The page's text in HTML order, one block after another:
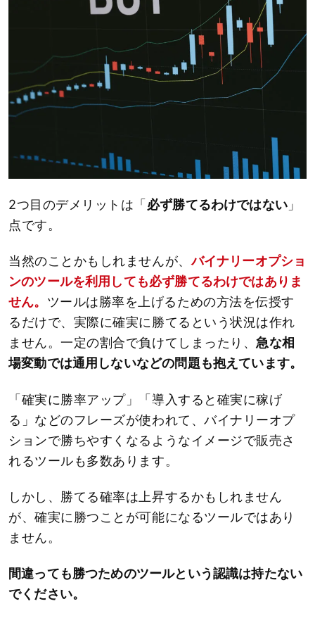
2つ目のデメリットは「必ず勝てるわけではない 」
点です。
当然のことかもしれませんが、バイナリーオプショ
ンのツールを利用しても必ず勝てるわけではありま
せん。 ツールは勝率を上げるための方法を伝授す
るだけで、実際に確実に勝てるという状況は作れ
ません。一定の割合で負けてしまったり、急な相
場変動では通用しないなどの問題も抱えています。
「確実に勝率アップ」「導入すると確実に稼げ
る」などのフレーズが使われて、バイナリーオプ
ションで勝ちやすくなるようなイメージで販売さ
れるツールも多数あります。
しかし、勝てる確率は上昇するかもしれません
が、確実に勝つことが可能になるツールではあり
ません。
間違っても勝つためのツールという認識は持たない
でください。